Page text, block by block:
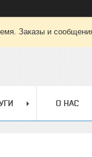
Заказы и
О НАС